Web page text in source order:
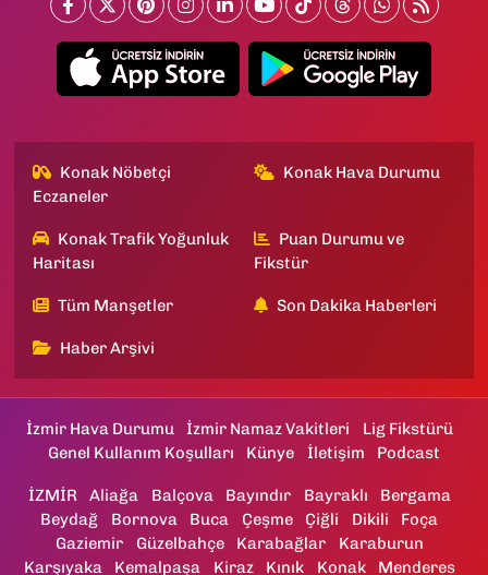
Konak Nöbetçi
Eczaneler
Konak Hava Durumu
Konak Trafik Yoğunluk
Haritası
Puan Durumu ve
Fikstür
Tüm Manşetler Son Dakika Haberleri
Haber Arşivi
İzmir Hava Durumu İzmir Namaz Vakitleri
Lig Fikstürü
Genel Kullanım Koşulları
Künye İletişim Podcast
İZMİR Aliağa Balçova Bayındır Bayraklı
Bergama
Beydağ
Bornova Buca Çeşme Çiğli Dikili
Foça
Gaziemir
Güzelbahçe Karabağlar
Karaburun
Karşıyaka
Kemalpaşa Kiraz Kınık Konak Menderes